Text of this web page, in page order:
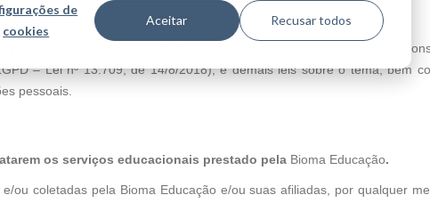
de
cookies
Aceitar Recusar todos
Legais e disponibiliza esta Política de Privacidade para
– Lei nº 13.709, de 14/8/2018), e demais leis sobre o tema, bem
pessoais.
os serviços educacionais prestado pela Bioma Educação.
ou coletadas pela Bioma Educação e/ou suas afiliadas, por qualquer